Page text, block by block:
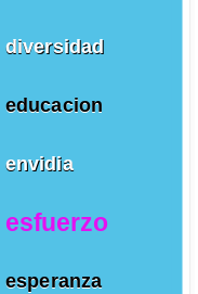
diversidad
educacion
envidia
esfuerzo
esperanza